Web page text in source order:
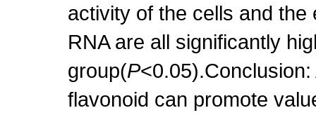
activity of the cells and
RNA are all significantly
group(P
flavonoid can promote